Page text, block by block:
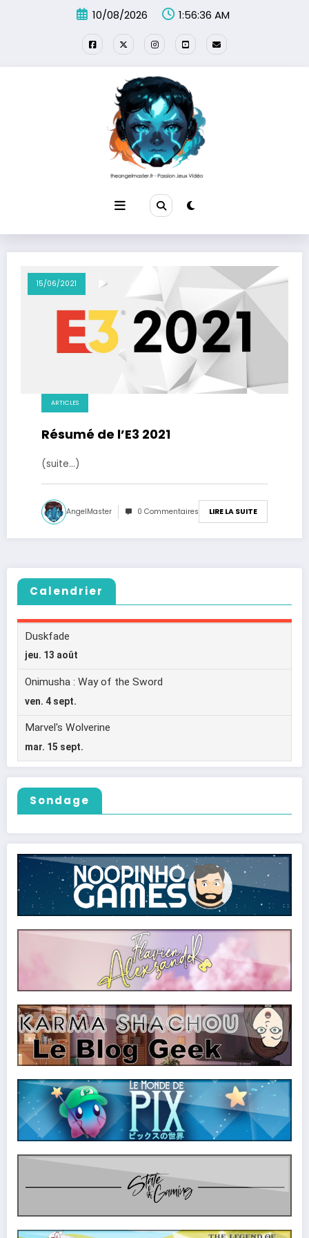
10/08/2026 1:56:36 AM
15/06/2021
ARTICLES
Résumé de l’E3 2021
(suite…)
AngelMaster 0 Commentaires LIRE LA SUITE
Calendrier
Sondage